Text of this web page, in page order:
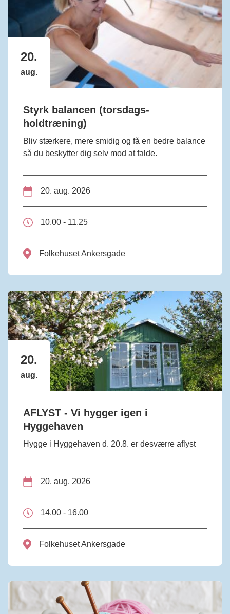
20.
aug.
Styrk balancen (torsdags-
holdtræning)
Bliv stærkere, mere smidig og få en bedre balance
så du beskytter dig selv mod at falde.
20. aug. 2026
10.00 - 11.25
Folkehuset Ankersgade
20.
aug.
AFLYST - Vi hygger igen i
Hyggehaven
Hygge i Hyggehaven d. 20.8. er desværre aflyst
20. aug. 2026
14.00 - 16.00
Folkehuset Ankersgade